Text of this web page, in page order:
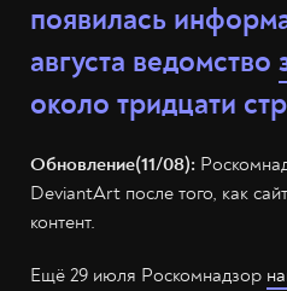
появилась
августа ведомство
около тридцати
Обновление(11/08):
DeviantArt после того, как
контент.
Ещё 29 июля Роскомнадзор